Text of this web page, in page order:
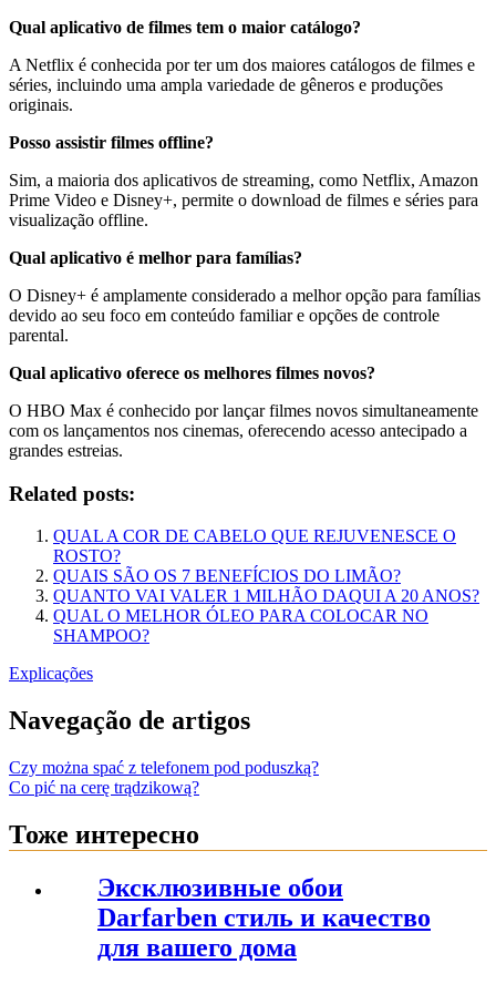
Qual aplicativo de filmes tem o maior catálogo?
A Netflix é conhecida por ter um dos maiores catálogos de filmes e
séries, incluindo uma ampla variedade de gêneros e produções
originais.
Posso assistir filmes offline?
Sim, a maioria dos aplicativos de streaming, como Netflix, Amazon
Prime Video e Disney+, permite o download de filmes e séries para
visualização offline.
Qual aplicativo é melhor para famílias?
O Disney+ é amplamente considerado a melhor opção para famílias
devido ao seu foco em conteúdo familiar e opções de controle
parental.
Qual aplicativo oferece os melhores filmes novos?
O HBO Max é conhecido por lançar filmes novos simultaneamente
com os lançamentos nos cinemas, oferecendo acesso antecipado a
grandes estreias.
Related posts:
QUAL A COR DE CABELO QUE REJUVENESCE O
ROSTO?
QUAIS SÃO OS 7 BENEFÍCIOS DO LIMÃO?
QUANTO VAI VALER 1 MILHÃO DAQUI A 20 ANOS?
QUAL O MELHOR ÓLEO PARA COLOCAR NO
SHAMPOO?
Explicações
Navegação de artigos
Czy można spać z telefonem pod poduszką?
Co pić na cerę trądzikową?
Тоже интересно
Эксклюзивные обои
Darfarben стиль и качество
для вашего дома